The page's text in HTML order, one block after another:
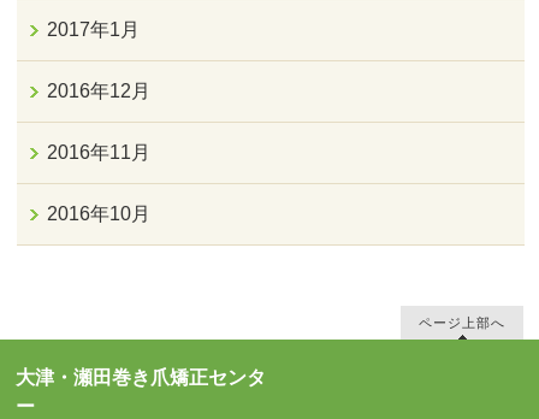
2017年1月
2016年12月
2016年11月
2016年10月
ページ上部へ
大津・瀬田巻き爪矯正センタ
ー